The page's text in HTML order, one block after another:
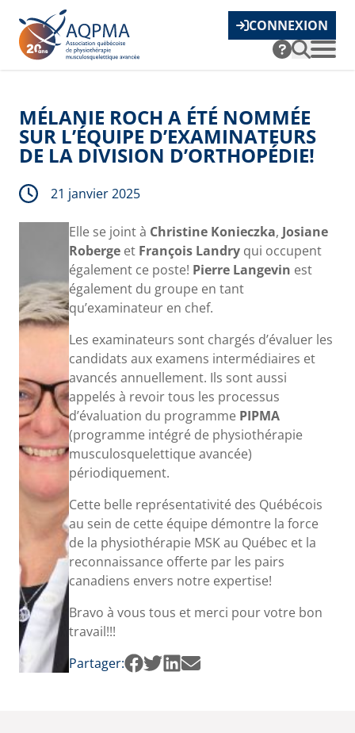
CONNEXION
MÉLANIE ROCH A ÉTÉ NOMMÉE
SUR L’ÉQUIPE D’EXAMINATEURS
DE LA DIVISION D’ORTHOPÉDIE!
21 janvier 2025
Elle se joint à Christine Konieczka, Josiane
Roberge et François Landry qui occupent
également ce poste! Pierre Langevin est
également du groupe en tant
qu’examinateur en chef.
Les examinateurs sont chargés d’évaluer les
candidats aux examens intermédiaires et
avancés annuellement. Ils sont aussi
appelés à revoir tous les processus
d’évaluation du programme PIPMA
(programme intégré de physiothérapie
musculosquelettique avancée)
périodiquement.
Cette belle représentativité des Québécois
au sein de cette équipe démontre la force
de la physiothérapie MSK au Québec et la
reconnaissance offerte par les pairs
canadiens envers notre expertise!
Bravo à vous tous et merci pour votre bon
travail!!!
Partager: